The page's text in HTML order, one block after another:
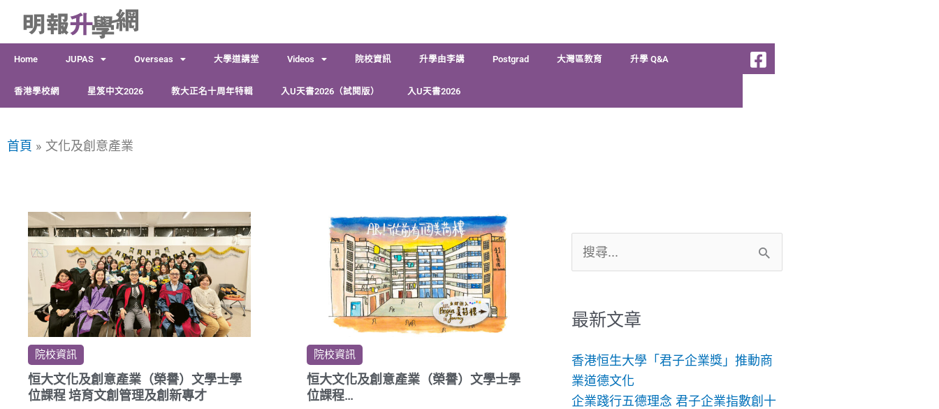
容
Home JUPAS Overseas 大學道講堂 Videos 院校資訊 升學由李講 Postgrad 大灣區教育 升學 Q&A
香港學校網 星笈中文2026 教大正名十周年特輯 入U天書2026（試閱版） 入U天書2026
首頁 文化及創意產業
院校資訊
恒大文化及創意產業（榮譽）文學士學
位課程 培育文創管理及創新專才
院校資訊
恒大文化及創意產業（榮譽）文學士學
位課程
尋
鍵
最新文章
香港恒生大學「君子企業獎」推動商
業道德文化
企業踐行五德理念 君子企業指數創十